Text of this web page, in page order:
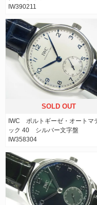
IW390211
SOLD OUT
IWC ポルトギーゼ・オートマ
ック 40 シルバー文字盤
IW358304